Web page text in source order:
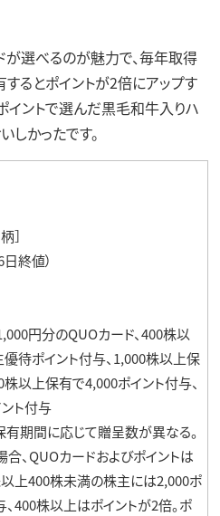
選べるのが魅力で、毎年取得
るとポイントが2倍にアップす
イントで選んだ黒毛和牛入りハ
しかったです。
］
終値）
円分のQUOカード、400株以
待ポイント付与、1,000株以上保
以上保有で4,000ポイント付与、
ト付与
有期間に応じて贈呈数が異なる。
、QUOカードおよびポイントは
上400株未満の株主には2,000ポ
400株以上はポイントが2倍。ポ